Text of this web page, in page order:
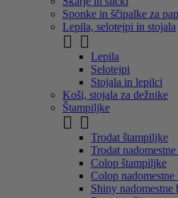
Sponke in ščipalke za
Lepila, selotejpi in stojala
 
Lepila
Selotejpi
Stojala in lepilci
Koši, stojala za dežnike
Štampiljke
 
Trodat štampiljke
Trodat
Colop štampiljke
Colop nadomestne
Shiny nadomestne